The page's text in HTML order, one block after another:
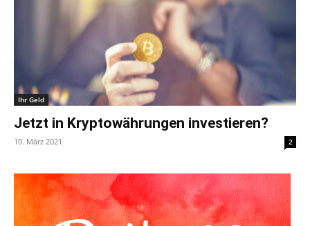
Ihr Geld
Jetzt in Kryptowährungen investieren?
10. März 2021 2